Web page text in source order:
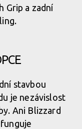
Grip a zadní
stavbou
je nezávislost
Ani Blizzard